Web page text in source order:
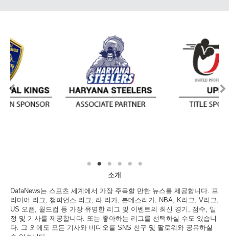
소개
DafaNews는 스포츠 세계에서 가장 주목할 만한 뉴스를 제공합니다. 프
리미어 리그, 챔피언스 리그, 라 리가, 분데스리가, NBA, K리그, V리그,
US 오픈, 월드컵 등 가장 유명한 리그 및 이벤트의 최신 경기, 점수, 일
정 및 기사를 제공합니다. 또는 좋아하는 리그를 선택하실 수도 있습니
다. 그 외에도 모든 기사와 비디오를 SNS 친구 및 팔로워와 공유하실